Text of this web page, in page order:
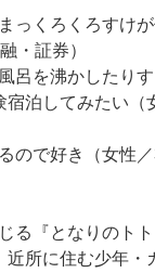
っくろくろすけ
・証券）
呂を沸かしたり
泊してみたい（
ので好き（女性
る『となりのト
近所に住む少年・